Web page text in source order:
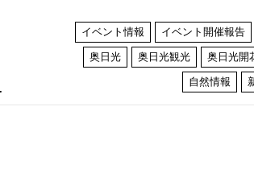
イベント情報 イベント開催報告
奥日光 奥日光観光 奥日光開
自然情報